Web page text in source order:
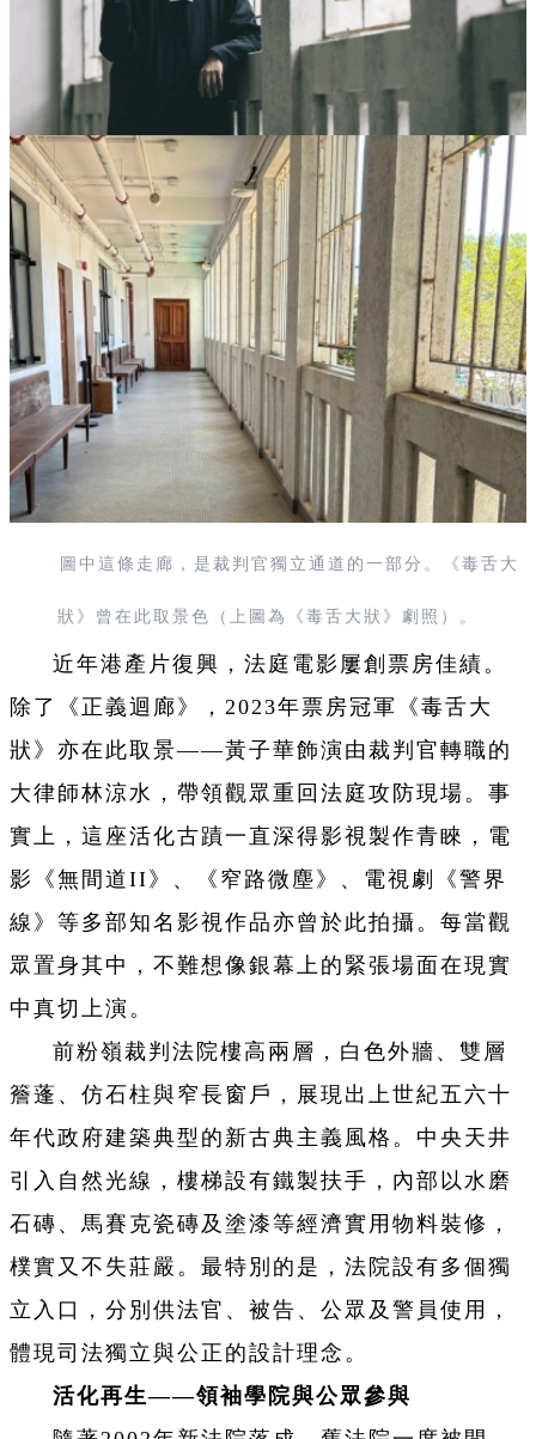
圖中這條走廊，是裁判官獨立通道的一部分。《毒舌大
狀》曾在此取景色（上圖為《毒舌大狀》劇照）。
近年港產片復興，法庭電影屢創票房佳績。
除了《正義迴廊》，2023年票房冠軍《毒舌大
狀》亦在此取景——黃子華飾演由裁判官轉職的
大律師林涼水，帶領觀眾重回法庭攻防現場。事
實上，這座活化古蹟一直深得影視製作青睞，電
影《無間道II》、《窄路微塵》、電視劇《警界
線》等多部知名影視作品亦曾於此拍攝。每當觀
眾置身其中，不難想像銀幕上的緊張場面在現實
中真切上演。
前粉嶺裁判法院樓高兩層，白色外牆、雙層
簷蓬、仿石柱與窄長窗戶，展現出上世紀五六十
年代政府建築典型的新古典主義風格。中央天井
引入自然光線，樓梯設有鐵製扶手，內部以水磨
石磚、馬賽克瓷磚及塗漆等經濟實用物料裝修，
樸實又不失莊嚴。最特別的是，法院設有多個獨
立入口，分別供法官、被告、公眾及警員使用，
體現司法獨立與公正的設計理念。
活化再生——領袖學院與公眾參與